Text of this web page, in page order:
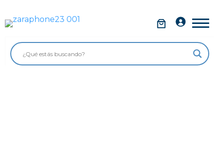
contenidoMóviles
Impolutos